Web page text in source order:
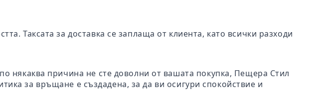
Таксата за доставка се заплаща от клиента, като всички разходи
някаква причина не сте доволни от вашата покупка, Пещера Стил
за връщане е създадена, за да ви осигури спокойствие и